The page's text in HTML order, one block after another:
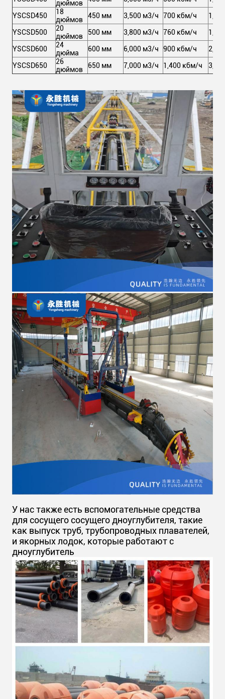
дюймов
YSCSD450
18
дюймов
450 мм 3,500 м3/ч 700 кбм/ч
YSCSD500
20
дюймов
500 мм 3,800 м3/ч 760 кбм/ч
YSCSD600
24
дюйма
600 мм 6,000 м3/ч 900 кбм/ч
YSCSD650
26
дюймов
650 мм 7,000 м3/ч 1,400 кбм/ч
У нас также есть вспомогательные средства
для сосущего сосущего дноуглубителя, такие
как выпуск труб, трубопроводных плавателей,
и якорных лодок, которые работают с
дноуглубитель